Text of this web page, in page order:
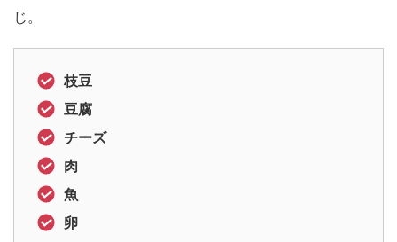
じ。
枝豆
豆腐
チーズ
肉
魚
卵